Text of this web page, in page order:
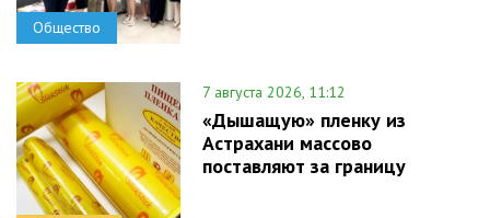
Общество
7 августа 2026, 11:12
«Дышащую» пленку из
Астрахани массово
поставляют за границу